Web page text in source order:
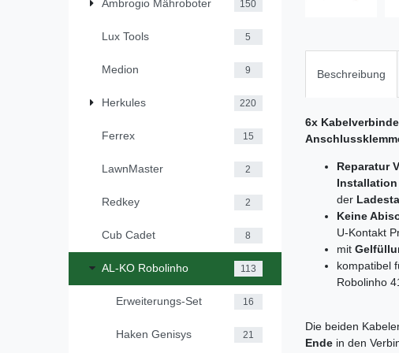
Ambrogio Mähroboter 150
Lux Tools 5
Medion 9
Herkules 220
Ferrex 15
LawnMaster 2
Redkey 2
Cub Cadet 8
AL-KO Robolinho 113
Erweiterungs-Set 16
Haken Genisys 21
Beschreibung
6x
Reparatur
Installation
der
Keine
U-Kontakt
mit
kompatibel
Robolinho
Die beiden
Ende in den